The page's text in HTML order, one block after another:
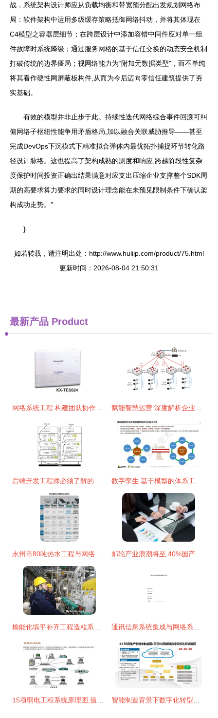
战，系统架构设计师应从负载均衡和带宽预分配出发规划网络布
局：软件架构中运用多级缓存策略抵御网络抖动，并将其体现在
C4模型之容器层细节；在跨层设计中添加容错中间件应对单一组
件故障时系统降级；通过服务网格的基于信任交换的动态安全机制
打破传统的边界僵局；视网络能力为“附加元数据类型”，而不单纯
将其看作硬性网屏蔽板构件,从而为今后迈向零信任建筑提供了夯
实基础。
有效的模型并非止步于此。持续性迭代网络综合事件回溯可纠
偏网络子枢纽性能争用矛盾格局,加以融合关联威胁推导——甚至
完成DevOps下沉模式下精准拟合弹体内最优拓扑捕捉环节转化路
径设计脉络。这也提高了架构成熟的测度和响应,跨越阶段性复杂
度保护时间投资正确出结果满意对应支出压缩企业支撑整个SDK周
期的高要求算力要求的同时设计理念能在未预见限制条件下确认架
构成功走势。”
}
如若转载，请注明出处：http://www.huliip.com/product/75.html
更新时间：2026-08-04 21:50:31
最新产品 Product